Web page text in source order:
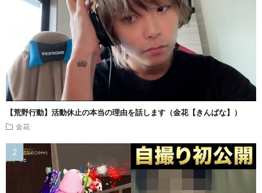
【荒野行動】活動休止の本当の理由を話します（金花【きんばな】）
金花